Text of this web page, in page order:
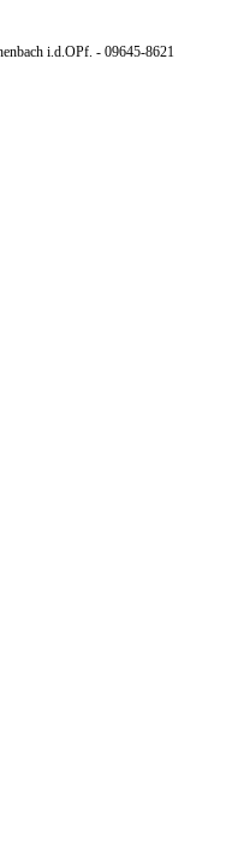
i.d.OPf. - 09645-8621